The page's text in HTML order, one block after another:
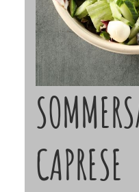
CAPRESE